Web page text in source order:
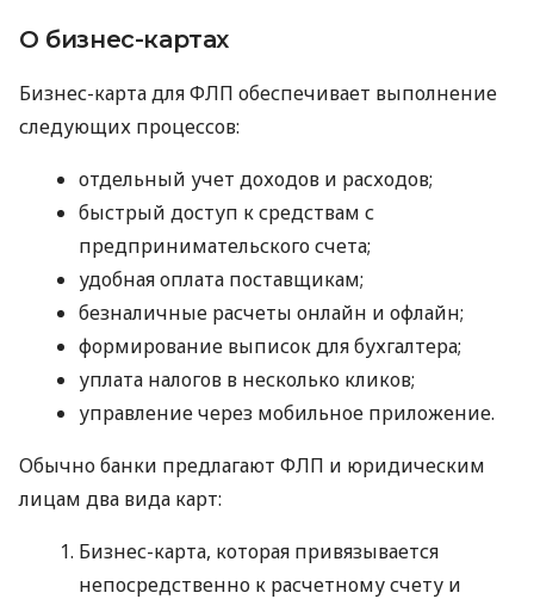
О бизнес-картах
Бизнес-карта для ФЛП обеспечивает выполнение
следующих процессов:
отдельный учет доходов и расходов;
быстрый доступ к средствам с
предпринимательского счета;
удобная оплата поставщикам;
безналичные расчеты онлайн и офлайн;
формирование выписок для бухгалтера;
уплата налогов в несколько кликов;
управление через мобильное приложение.
Обычно банки предлагают ФЛП и юридическим
лицам два вида карт:
Бизнес-карта, которая привязывается
непосредственно к расчетному счету и